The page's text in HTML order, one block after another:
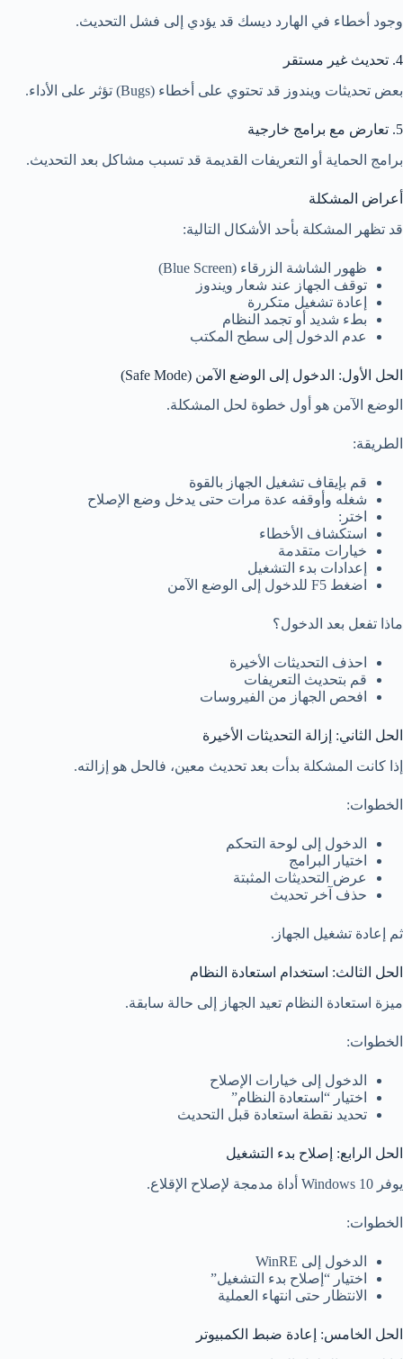
وجود أخطاء في الهارد ديسك قد يؤدي إلى فشل التحديث.
4. تحديث غير مستقر
بعض تحديثات ويندوز قد تحتوي على أخطاء (Bugs) تؤثر على الأداء.
5. تعارض مع برامج خارجية
برامج الحماية أو التعريفات القديمة قد تسبب مشاكل بعد التحديث.
أعراض المشكلة
قد تظهر المشكلة بأحد الأشكال التالية:
ظهور الشاشة الزرقاء (Blue Screen)
توقف الجهاز عند شعار ويندوز
إعادة تشغيل متكررة
بطء شديد أو تجمد النظام
عدم الدخول إلى سطح المكتب
الحل الأول: الدخول إلى الوضع الآمن (Safe Mode)
الوضع الآمن هو أول خطوة لحل المشكلة.
الطريقة:
قم بإيقاف تشغيل الجهاز بالقوة
شغله وأوقفه عدة مرات حتى يدخل وضع الإصلاح
اختر:
استكشاف الأخطاء
خيارات متقدمة
إعدادات بدء التشغيل
اضغط F5 للدخول إلى الوضع الآمن
ماذا تفعل بعد الدخول؟
احذف التحديثات الأخيرة
قم بتحديث التعريفات
افحص الجهاز من الفيروسات
الحل الثاني: إزالة التحديثات الأخيرة
إذا كانت المشكلة بدأت بعد تحديث معين، فالحل هو إزالته.
الخطوات:
الدخول إلى لوحة التحكم
اختيار البرامج
عرض التحديثات المثبتة
حذف آخر تحديث
ثم إعادة تشغيل الجهاز.
الحل الثالث: استخدام استعادة النظام
ميزة استعادة النظام تعيد الجهاز إلى حالة سابقة.
الخطوات:
الدخول إلى خيارات الإصلاح
اختيار “استعادة النظام”
تحديد نقطة استعادة قبل التحديث
الحل الرابع: إصلاح بدء التشغيل
يوفر Windows 10 أداة مدمجة لإصلاح الإقلاع.
الخطوات:
الدخول إلى WinRE
اختيار “إصلاح بدء التشغيل”
الانتظار حتى انتهاء العملية
الحل الخامس: إعادة ضبط الكمبيوتر